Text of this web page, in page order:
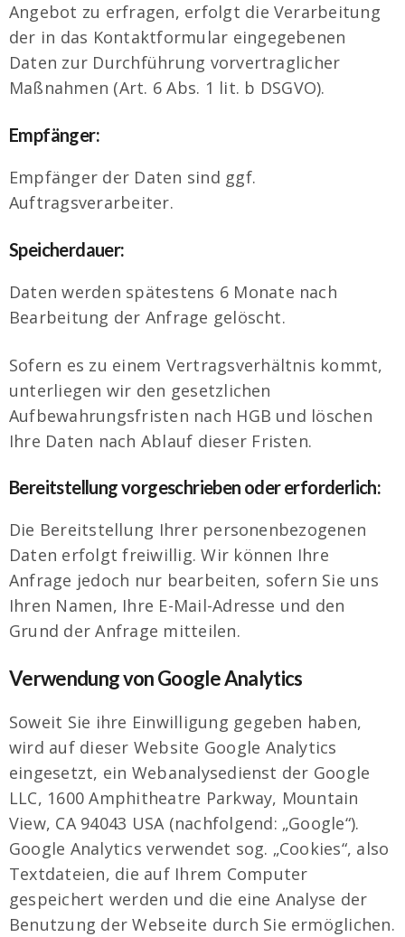
Angebot zu erfragen, erfolgt die Verarbeitung
der in das Kontaktformular eingegebenen
Daten zur Durchführung vorvertraglicher
Maßnahmen (Art. 6 Abs. 1 lit. b DSGVO).
Empfänger:
Empfänger der Daten sind ggf.
Auftragsverarbeiter.
Speicherdauer:
Daten werden spätestens 6 Monate nach
Bearbeitung der Anfrage gelöscht.
Sofern es zu einem Vertragsverhältnis kommt,
unterliegen wir den gesetzlichen
Aufbewahrungsfristen nach HGB und löschen
Ihre Daten nach Ablauf dieser Fristen.
Bereitstellung vorgeschrieben oder erforderlich:
Die Bereitstellung Ihrer personenbezogenen
Daten erfolgt freiwillig. Wir können Ihre
Anfrage jedoch nur bearbeiten, sofern Sie uns
Ihren Namen, Ihre E-Mail-Adresse und den
Grund der Anfrage mitteilen.
Verwendung von Google Analytics
Soweit Sie ihre Einwilligung gegeben haben,
wird auf dieser Website Google Analytics
eingesetzt, ein Webanalysedienst der Google
LLC, 1600 Amphitheatre Parkway, Mountain
View, CA 94043 USA (nachfolgend: „Google“).
Google Analytics verwendet sog. „Cookies“, also
Textdateien, die auf Ihrem Computer
gespeichert werden und die eine Analyse der
Benutzung der Webseite durch Sie ermöglichen.